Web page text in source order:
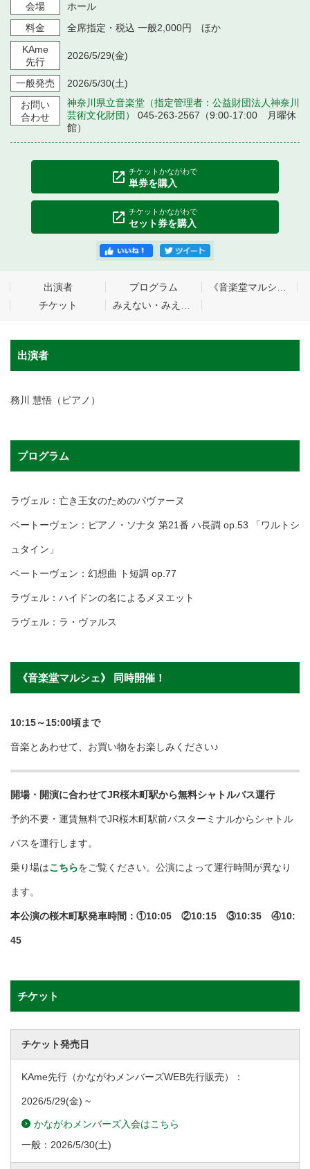
会場
ホール
料金
全席指定・税込 一般2,000円 ほか
KAme
先行
2026/5/29(金)
一般発売 2026/5/30(土)
お問い
合わせ
神奈川県立音楽堂（指定管理者：公益財団法人神奈川
芸術文化財団）
045-263-2567（9:00-17:00 月曜休
館）
チケットかながわで
単券を購入
チケットかながわで
セット券を購入
出演者 プログラム
《音楽堂マルシェ》 同時開催！
チケット
みえない・みえにくい、きこえない・きこえにくいなど、鑑賞に不安のある方のための鑑賞サポート
出演者
務川 慧悟（ピアノ）
プログラム
ラヴェル：亡き王女のためのパヴァーヌ
ベートーヴェン：ピアノ・ソナタ 第21番 ハ長調 op.53 「ワルトシ
ュタイン」
ベートーヴェン：幻想曲 ト短調 op.77
ラヴェル：ハイドンの名によるメヌエット
ラヴェル：ラ・ヴァルス
《音楽堂マルシェ》 同時開催！
10:15～15:00頃まで
音楽とあわせて、お買い物をお楽しみください♪
開場・開演に合わせてJR桜木町駅から無料シャトルバス運行
予約不要・運賃無料でJR桜木町駅前バスターミナルからシャトル
バスを運行します。
乗り場はこちらをご覧ください。公演によって運行時間が異なり
ます。
本公演の桜木町駅発車時間：①10:05 ②10:15 ③10:35 ④10:
45
チケット
チケット発売日
KAme先行（かながわメンバーズWEB先行販売）：
2026/5/29(金) ~
かながわメンバーズ入会はこちら
一般： 2026/5/30(土)